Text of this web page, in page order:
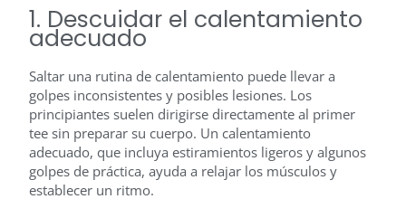
1. Descuidar el calentamiento
adecuado
Saltar una rutina de calentamiento puede llevar a
golpes inconsistentes y posibles lesiones. Los
principiantes suelen dirigirse directamente al primer
tee sin preparar su cuerpo. Un calentamiento
adecuado, que incluya estiramientos ligeros y algunos
golpes de práctica, ayuda a relajar los músculos y
establecer un ritmo.